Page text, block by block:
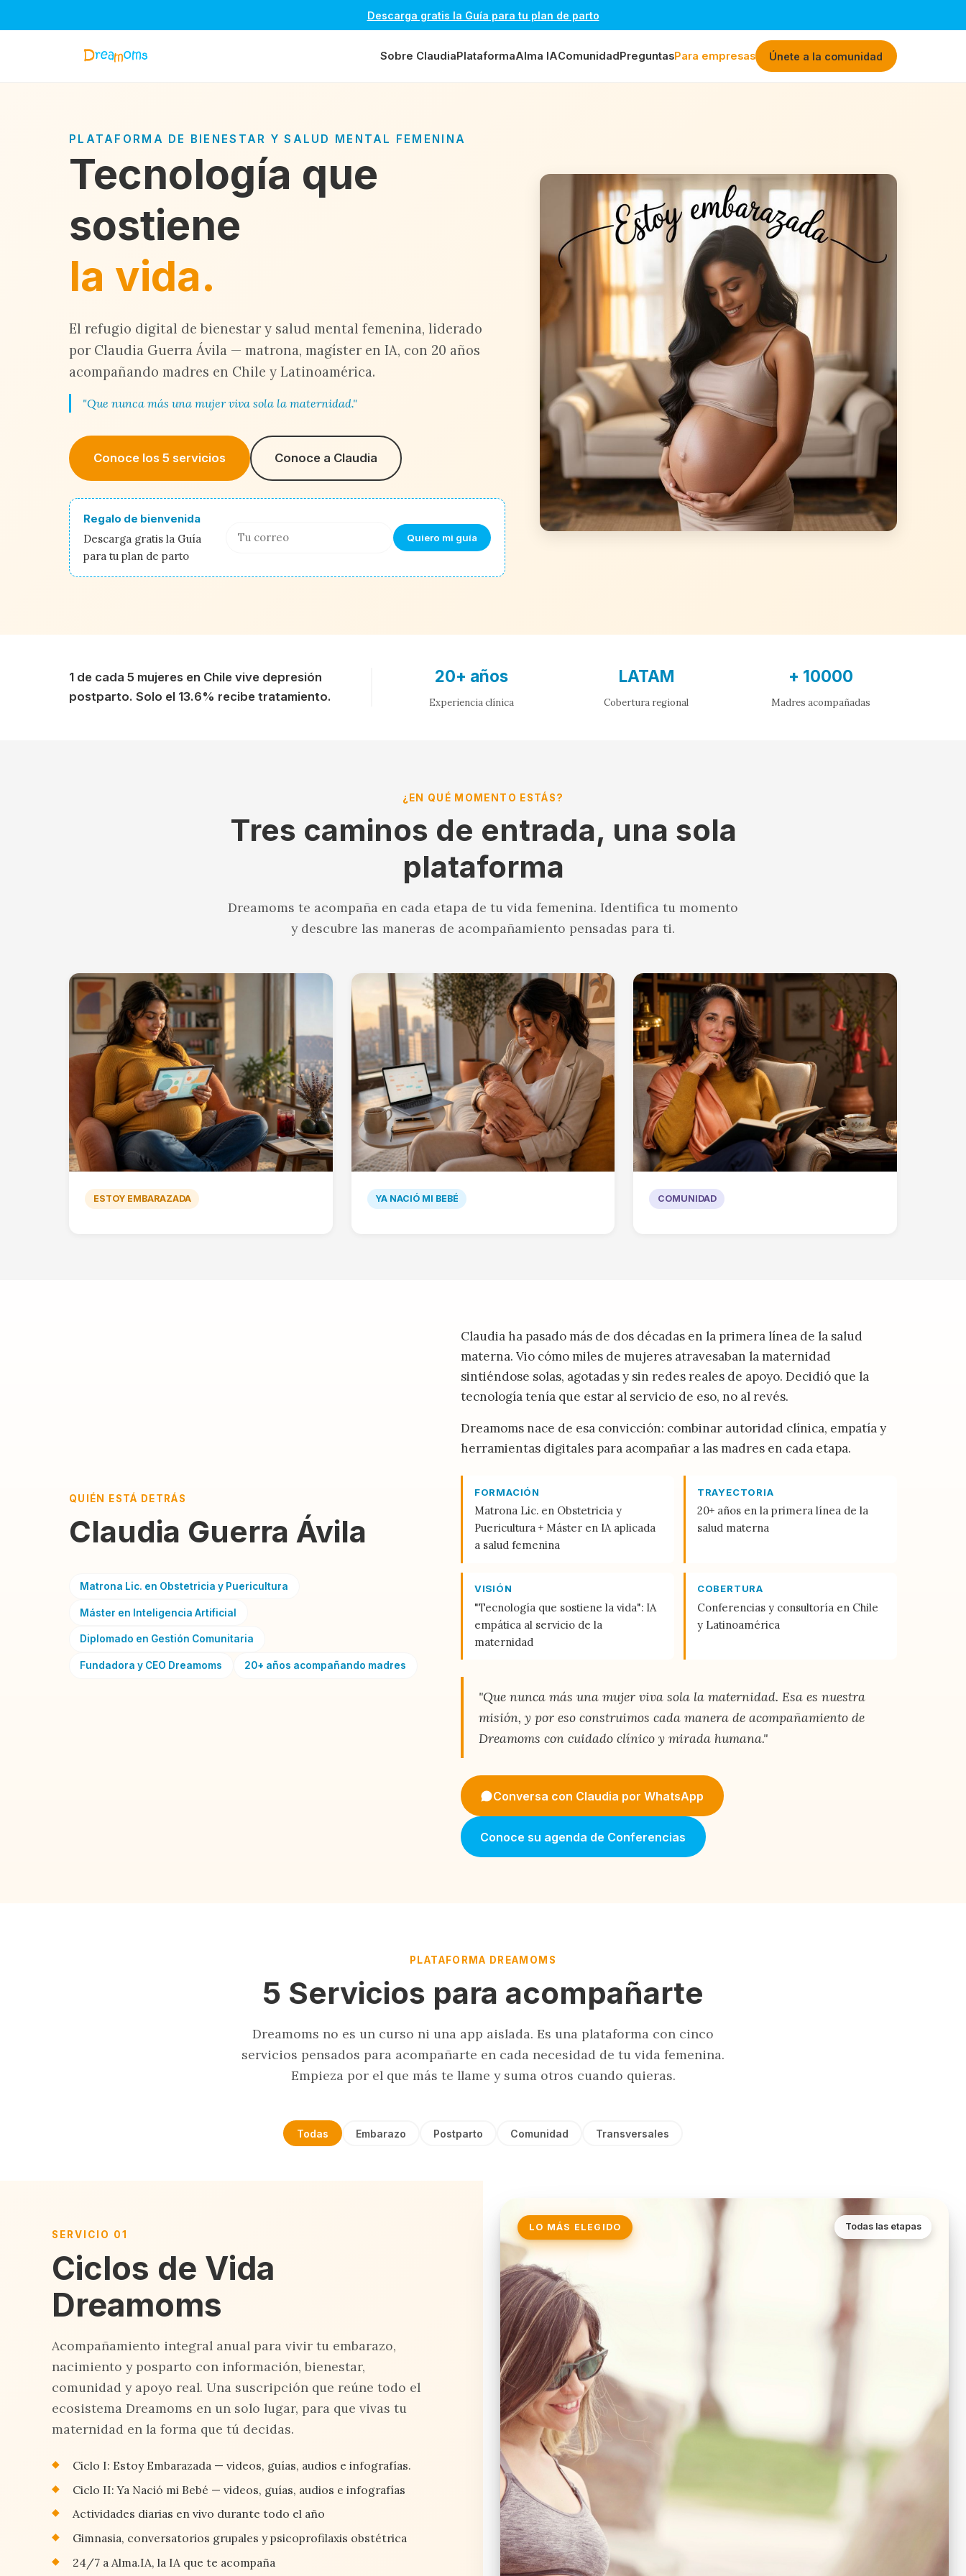
Descarga gratis la Guía para tu plan de parto
Sobre ClaudiaPlataformaAlma IAComunidadPreguntasPara empresas Únete a la comunidad
PLATAFORMA DE BIENESTAR Y SALUD MENTAL FEMENINA
Tecnología que
sostiene
la vida.
El refugio digital de bienestar y salud mental femenina, liderado
por Claudia Guerra Ávila — matrona, magíster en IA, con 20 años
acompañando madres en Chile y Latinoamérica.
"Que nunca más una mujer viva sola la maternidad."
Conoce los 5 servicios Conoce a Claudia
Regalo de bienvenida
Descarga gratis la Guía
para tu plan de parto
Quiero mi guía
1 de cada 5 mujeres en Chile vive depresión
postparto. Solo el 13.6% recibe tratamiento.
20+ años
Experiencia clínica
LATAM
Cobertura regional
+ 10000
Madres acompañadas
¿EN QUÉ MOMENTO ESTÁS?
Tres caminos de entrada, una sola
plataforma
Dreamoms te acompaña en cada etapa de tu vida femenina. Identifica tu momento
y descubre las maneras de acompañamiento pensadas para ti.
ESTOY EMBARAZADA YA NACIÓ MI BEBÉ COMUNIDAD
QUIÉN ESTÁ DETRÁS
Claudia Guerra Ávila
Matrona Lic. en Obstetricia y Puericultura
Máster en Inteligencia Artificial
Diplomado en Gestión Comunitaria
Fundadora y CEO Dreamoms 20+ años acompañando madres
Claudia ha pasado más de dos décadas en la primera línea de la salud
materna. Vio cómo miles de mujeres atravesaban la maternidad
sintiéndose solas, agotadas y sin redes reales de apoyo. Decidió que la
tecnología tenía que estar al servicio de eso, no al revés.
Dreamoms nace de esa convicción: combinar autoridad clínica, empatía y
herramientas digitales para acompañar a las madres en cada etapa.
FORMACIÓN
Matrona Lic. en Obstetricia y
Puericultura + Máster en IA aplicada
a salud femenina
TRAYECTORIA
20+ años en la primera línea de la
salud materna
VISIÓN
"Tecnología que sostiene la vida": IA
empática al servicio de la
maternidad
COBERTURA
Conferencias y consultoría en Chile
y Latinoamérica
"Que nunca más una mujer viva sola la maternidad. Esa es nuestra
misión, y por eso construimos cada manera de acompañamiento de
Dreamoms con cuidado clínico y mirada humana."
Conversa con Claudia por WhatsApp
Conoce su agenda de Conferencias
PLATAFORMA DREAMOMS
5 Servicios para acompañarte
Dreamoms no es un curso ni una app aislada. Es una plataforma con cinco
servicios pensados para acompañarte en cada necesidad de tu vida femenina.
Empieza por el que más te llame y suma otros cuando quieras.
Todas Embarazo Postparto Comunidad Transversales
LO MÁS ELEGIDO Todas las etapas
SERVICIO 01
Ciclos de Vida
Dreamoms
Acompañamiento integral anual para vivir tu embarazo,
nacimiento y posparto con información, bienestar,
comunidad y apoyo real. Una suscripción que reúne todo el
ecosistema Dreamoms en un solo lugar, para que vivas tu
maternidad en la forma que tú decidas.
Ciclo I: Estoy Embarazada — videos, guías, audios e infografías.
Ciclo II: Ya Nació mi Bebé — videos, guías, audios e infografías
Actividades diarias en vivo durante todo el año
Gimnasia, conversatorios grupales y psicoprofilaxis obstétrica
24/7 a Alma.IA, la IA que te acompaña